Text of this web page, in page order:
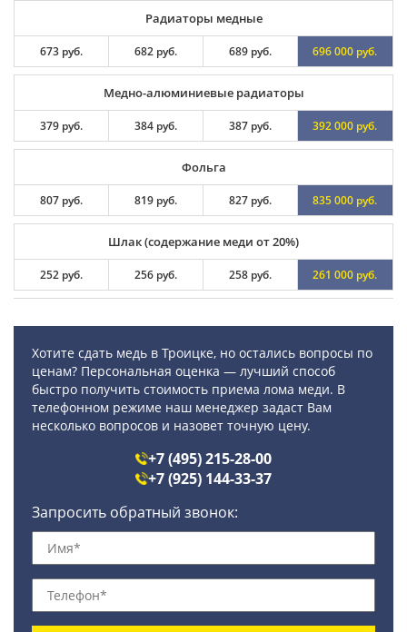
Радиаторы медные
673 руб. 682 руб. 689 руб. 696 000 руб.
Медно-алюминиевые радиаторы
379 руб. 384 руб. 387 руб. 392 000 руб.
Фольга
807 руб. 819 руб. 827 руб. 835 000 руб.
Шлак (содержание меди от 20%)
252 руб. 256 руб. 258 руб. 261 000 руб.
Хотите сдать медь в Троицке, но остались вопросы по
ценам? Персональная оценка — лучший способ
быстро получить стоимость приема лома меди. В
телефонном режиме наш менеджер задаст Вам
несколько вопросов и назовет точную цену.
+7 (495) 215-28-00
+7 (925) 144-33-37
Запросить обратный звонок: